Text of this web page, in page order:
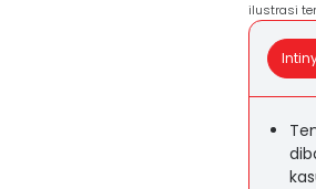
ilustrasi